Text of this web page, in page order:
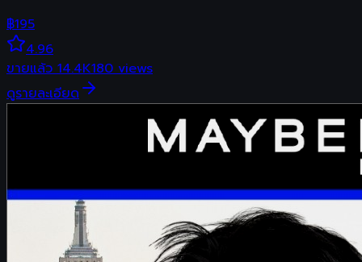
฿195
4.96
ขายแล้ว14.4K180views
ดูรายละเอียด